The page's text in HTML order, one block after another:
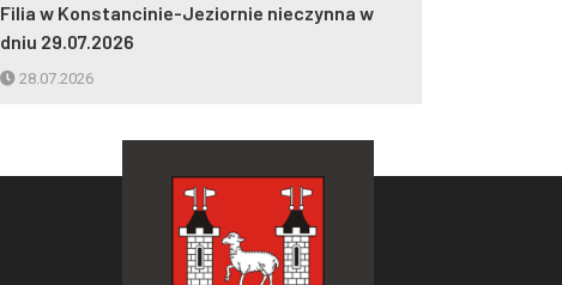
Filia w Konstancinie-Jeziornie nieczynna w
dniu 29.07.2026
28.07.2026